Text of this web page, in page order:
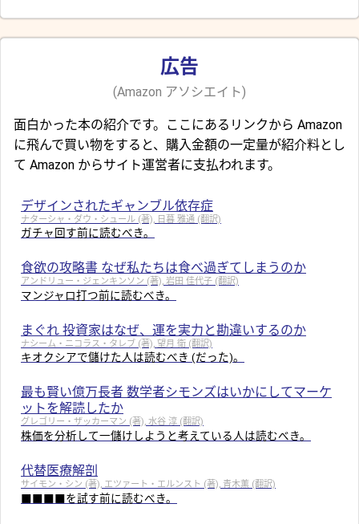
広告
(Amazon アソシエイト)
面白かった本の紹介です。ここにあるリンクから Amazon
に飛んで買い物をすると、購入金額の一定量が紹介料とし
て Amazon からサイト運営者に支払われます。
デザインされたギャンブル依存症
ナターシャ・ダウ・シュール (著), 日暮 雅通 (翻訳)
ガチャ回す前に読むべき。
食欲の攻略書 なぜ私たちは食べ過ぎてしまうのか
アンドリュー・ジェンキンソン (著), 岩田 佳代子 (翻訳)
マンジャロ打つ前に読むべき。
まぐれ 投資家はなぜ、運を実力と勘違いするのか
ナシーム・ニコラス・タレブ (著), 望月 衛 (翻訳)
キオクシアで儲けた人は読むべき (だった)。
最も賢い億万長者 数学者シモンズはいかにしてマーケ
ットを解読したか
グレゴリー・ザッカーマン (著), 水谷 淳 (翻訳)
株価を分析して一儲けしようと考えている人は読むべき。
代替医療解剖
サイモン・シン (著), エツァート・エルンスト (著), 青木薫 (翻訳)
■■■■を試す前に読むべき。